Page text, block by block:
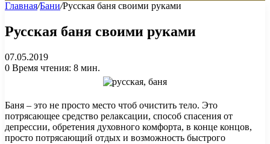
Главная/Бани/Русская баня своими руками
Русская баня своими руками
07.05.2019
0 Время чтения: 8 мин.
Баня – это не просто место чтоб очистить тело. Это
потрясающее средство релаксации, способ спасения от
депрессии, обретения духовного комфорта, в конце концов,
просто потрясающий отдых и возможность быстрого